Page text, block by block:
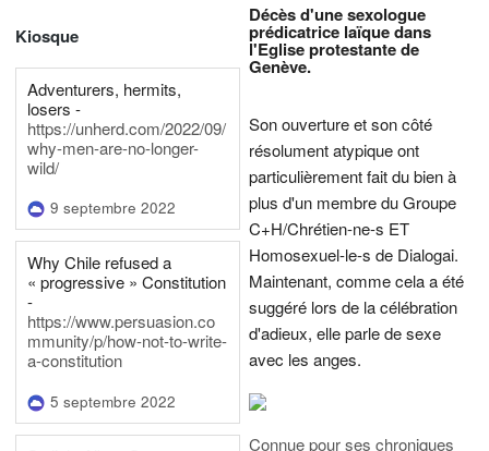
Kiosque
Adventurers, hermits,
losers -
https://unherd.com/2022/09/
why-men-are-no-longer-
wild/
9 septembre 2022
Why Chile refused a
« progressive » Constitution
-
https://www.persuasion.co
mmunity/p/how-not-to-write-
a-constitution
5 septembre 2022
Décès d'une sexologue
prédicatrice laïque dans
l'Eglise protestante de
Genève.
Son ouverture et son côté
résolument atypique ont
particulièrement fait du bien à
plus d'un membre du Groupe
C+H/Chrétien-ne-s ET
Homosexuel-le-s de Dialogai.
Maintenant, comme cela a été
suggéré lors de la célébration
d'adieux, elle parle de sexe
avec les anges.
Connue pour ses chroniques